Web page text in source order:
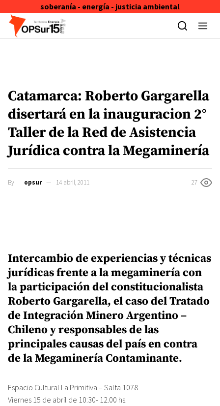
soberanía - energía - justicia ambiental
Skip to content
Catamarca: Roberto Gargarella
disertará en la inauguracion 2°
Taller de la Red de Asistencia
Jurídica contra la Megaminería
By opsur 14 abril, 2011 27
Intercambio de experiencias y técnicas
jurídicas frente a la megaminería con
la participación del constitucionalista
Roberto Gargarella, el caso del Tratado
de Integración Minero Argentino –
Chileno y responsables de las
principales causas del país en contra
de la Megaminería Contaminante.
Espacio Cultural La Primitiva – Salta 1078
Viernes 15 de abril de 10:30- 12.00 hs.